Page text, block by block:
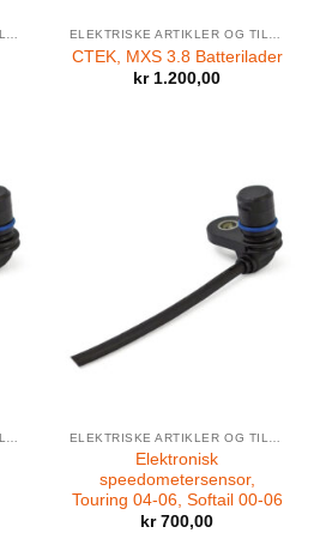
ELEKTRISKE ARTIKLER OG TILBEHØR ELEKTRISKE ARTIKLER OG TILBEHØR
CTEK, MXS 3.8 Batterilader
kr1.200,00
Elektronisk
speedometersensor,
Touring 04-06, Softail 00-06
kr700,00